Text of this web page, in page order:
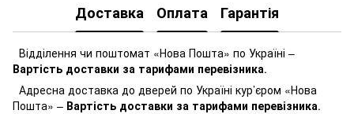
Доставка Оплата Гарантія
Відділення чи поштомат «Нова Пошта» по Україні –
Вартість доставки за тарифами перевізника.
Адресна доставка до дверей по Україні кур’єром «Нова
Пошта» – Вартість доставки за тарифами перевізника.